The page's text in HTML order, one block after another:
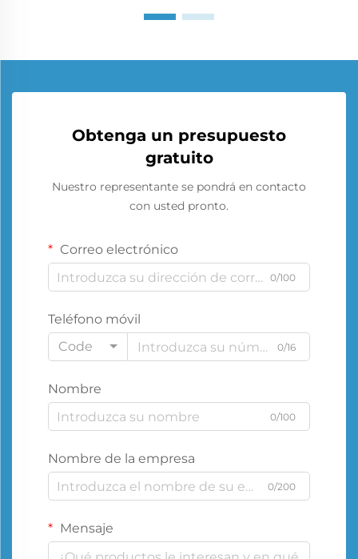
Obtenga un presupuesto
gratuito
Nuestro representante se pondrá en contacto
con usted pronto.
Correo electrónico
0/100
Teléfono móvil
Code
0/16
Nombre
0/100
Nombre de la empresa
0/200
Mensaje